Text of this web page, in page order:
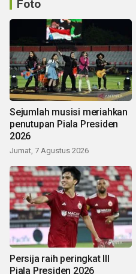
Foto
Sejumlah musisi meriahkan
penutupan Piala Presiden
2026
Jumat, 7 Agustus 2026
Persija raih peringkat III
Piala Presiden 2026